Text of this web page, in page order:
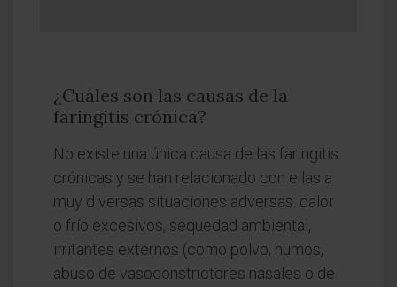
¿Cuáles son las causas de la
faringitis crónica?
No existe una única causa de las faringitis
crónicas y se han relacionado con ellas a
muy diversas situaciones adversas: calor
o frío excesivos, sequedad ambiental,
irritantes externos (como polvo, humos,
abuso de vasoconstrictores nasales o de